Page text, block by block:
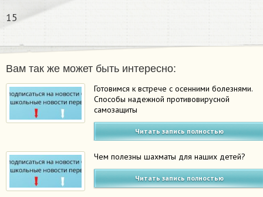
15
Вам так же может быть интересно:
Готовимся к встрече с осенними болезнями.
Способы надежной противовирусной
самозащиты
Читать запись полностью
Чем полезны шахматы для наших детей?
Читать запись полностью